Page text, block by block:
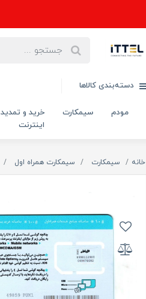
دسته‌بندی کالاها
مودم سیمکارت
خرید و تمدید
اینترنت
خانه سیمکارت سیمکارت همراه اول